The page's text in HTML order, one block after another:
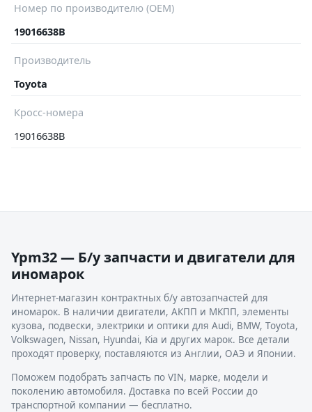
Номер по производителю (OEM)
19016638B
Производитель
Toyota
Кросс-номера
19016638B
Ypm32 — Б/у запчасти и двигатели для
иномарок
Интернет-магазин контрактных б/у автозапчастей для
иномарок. В наличии двигатели, АКПП и МКПП, элементы
кузова, подвески, электрики и оптики для Audi, BMW, Toyota,
Volkswagen, Nissan, Hyundai, Kia и других марок. Все детали
проходят проверку, поставляются из Англии, ОАЭ и Японии.
Поможем подобрать запчасть по VIN, марке, модели и
поколению автомобиля. Доставка по всей России до
транспортной компании — бесплатно.